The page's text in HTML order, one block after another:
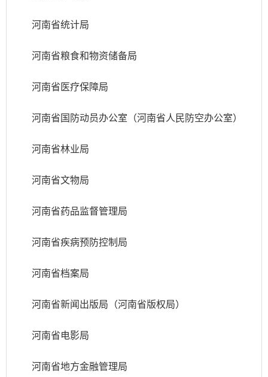
河南省统计局
河南省粮食和物资储备局
河南省医疗保障局
河南省国防动员办公室（河南省人民防空办公室）
河南省林业局
河南省文物局
河南省药品监督管理局
河南省疾病预防控制局
河南省档案局
河南省新闻出版局（河南省版权局）
河南省电影局
河南省地方金融管理局